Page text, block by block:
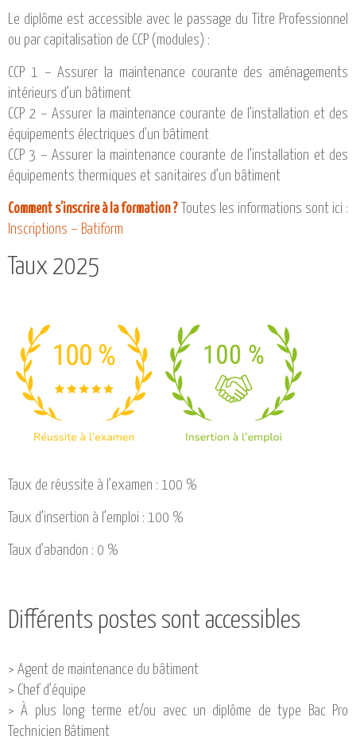
Le diplôme est accessible avec le passage du Titre Professionnel
ou par capitalisation de CCP (modules) :
CCP 1 – Assurer la maintenance courante des aménagements
intérieurs d’un bâtiment
CCP 2 – Assurer la maintenance courante de l’installation et des
équipements électriques d’un bâtiment
CCP 3 – Assurer la maintenance courante de l’installation et des
équipements thermiques et sanitaires d’un bâtiment
Comment s’inscrire à la formation ? Toutes les informations sont ici :
Inscriptions – Batiform
Taux 2025
Taux de réussite à l’examen : 100 %
Taux d’insertion à l’emploi : 100 %
Taux d’abandon : 0 %
Différents postes sont accessibles
> Agent de maintenance du bâtiment
> Chef d’équipe
> À plus long terme et/ou avec un diplôme de type Bac Pro
Technicien Bâtiment